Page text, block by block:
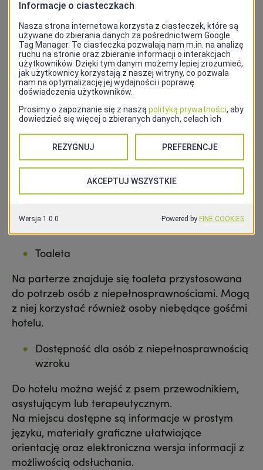
bezbarierowa trasa.
Dostępność ruchowa
Wejście do hotelu jest bez progów i schodów, a
drzwi mają szerokość co najmniej 90 cm.
Wszystkie kondygnacje są dostępne windą.
Hotel posiada pokój przystosowany dla osób z
niepełnosprawnościami
z odpowiednią
przestrzenią do manewrowania wózkiem,
łazienką z bezprogowym prysznicem, uchwytami
przy toalecie oraz oświetleniem sterowanym z
Restauracja
hotelowa jest w pełni dostępna dla
osób poruszających się na wózkach.
Toaleta
Na parterze znajduje się toaleta przystosowana
do potrzeb osób z niepełnosprawnościami. Mogą
z niej korzystać również osoby niebędące gośćmi
hotelu.
Dostępność dla osób z niepełnosprawnością
wzroku
Do hotelu można wejść z psem przewodnikiem,
asystującym lub terapeutycznym.
Na miejscu dostępne są informacje w prostym
języku, materiały graficzne ułatwiające
orientację oraz elektroniczna wersja informacji z
możliwością odsłuchania.